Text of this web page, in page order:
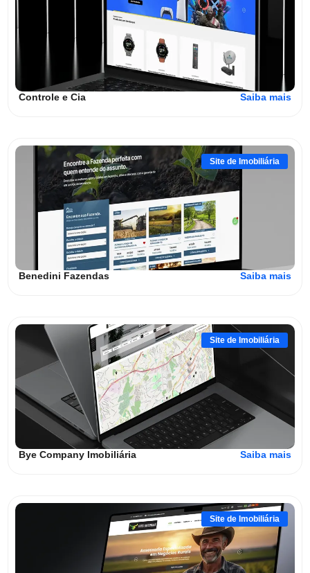
Controle e Cia Saiba mais
Site de Imobiliária
Benedini Fazendas Saiba mais
Site de Imobiliária
Bye Company Imobiliária Saiba mais
Site de Imobiliária